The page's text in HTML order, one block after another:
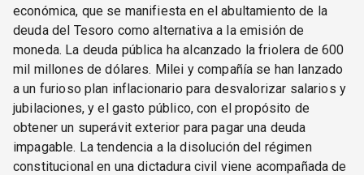
económica, que se manifiesta en el abultamiento de la
deuda del Tesoro como alternativa a la emisión de
moneda. La deuda pública ha alcanzado la friolera de 600
mil millones de dólares. Milei y compañía se han lanzado
a un furioso plan inflacionario para desvalorizar salarios y
jubilaciones, y el gasto público, con el propósito de
obtener un superávit exterior para pagar una deuda
impagable. La tendencia a la disolución del régimen
constitucional en una dictadura civil viene acompañada de